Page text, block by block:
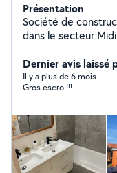
Présentation
Société de
dans le secteur
chantier possible,
matériaux sur
travaux. Fourniture
Dernier avis laissé
Il y a plus de 6 mois
Gros escro !!!